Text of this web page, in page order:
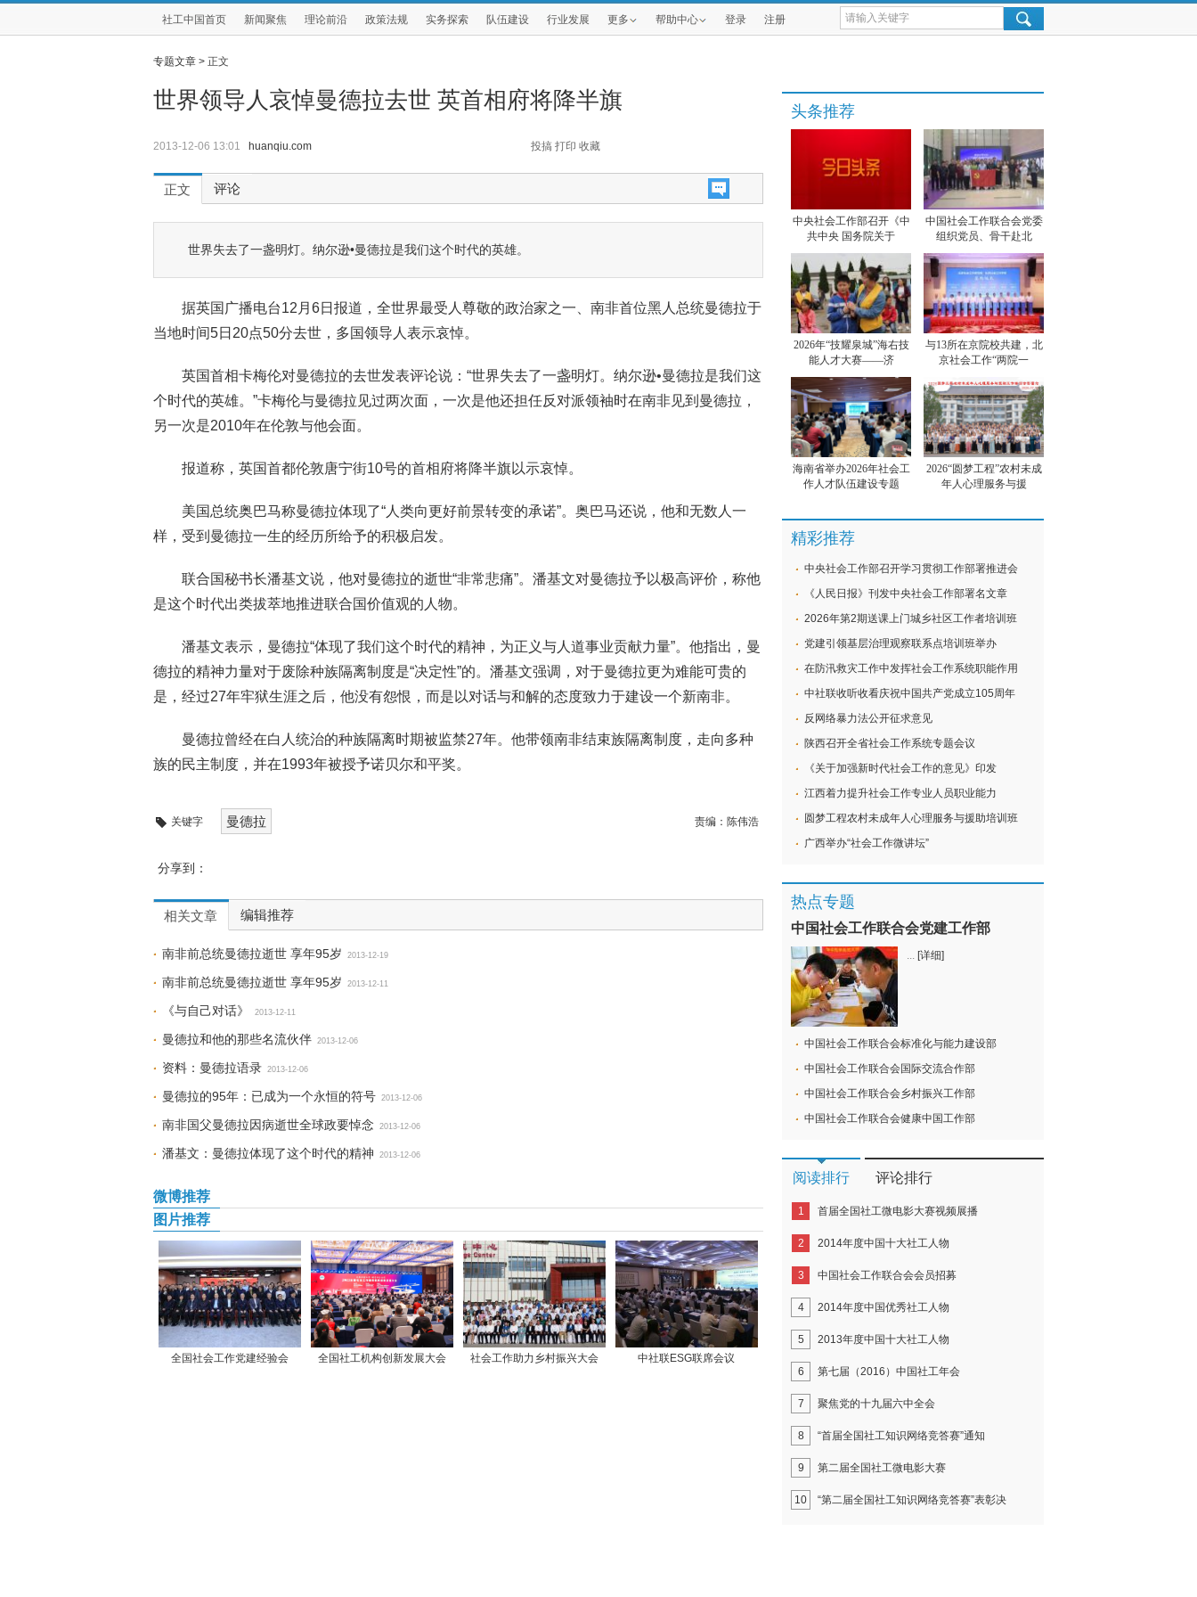
社工中国首页 新闻聚焦 理论前沿 政策法规 实务探索 队伍建设 行业发展 更多 帮助中心 登录 注册
专题文章 > 正文
世界领导人哀悼曼德拉去世 英首相府将降半旗
2013-12-06 13:01 huanqiu.com 投搞 打印 收藏
正文 评论
世界失去了一盏明灯。纳尔逊•曼德拉是我们这个时代的英雄。
据英国广播电台12月6日报道，全世界最受人尊敬的政治家之一、南非首位黑人总统曼德拉于
当地时间5日20点50分去世，多国领导人表示哀悼。
英国首相卡梅伦对曼德拉的去世发表评论说：“世界失去了一盏明灯。纳尔逊•曼德拉是我们这
个时代的英雄。”卡梅伦与曼德拉见过两次面，一次是他还担任反对派领袖时在南非见到曼德拉，
另一次是2010年在伦敦与他会面。
报道称，英国首都伦敦唐宁街10号的首相府将降半旗以示哀悼。
美国总统奥巴马称曼德拉体现了“人类向更好前景转变的承诺”。奥巴马还说，他和无数人一
样，受到曼德拉一生的经历所给予的积极启发。
联合国秘书长潘基文说，他对曼德拉的逝世“非常悲痛”。潘基文对曼德拉予以极高评价，称他
是这个时代出类拔萃地推进联合国价值观的人物。
潘基文表示，曼德拉“体现了我们这个时代的精神，为正义与人道事业贡献力量”。他指出，曼
德拉的精神力量对于废除种族隔离制度是“决定性”的。潘基文强调，对于曼德拉更为难能可贵的
是，经过27年牢狱生涯之后，他没有怨恨，而是以对话与和解的态度致力于建设一个新南非。
曼德拉曾经在白人统治的种族隔离时期被监禁27年。他带领南非结束族隔离制度，走向多种
族的民主制度，并在1993年被授予诺贝尔和平奖。
关键字 曼德拉 责编： 陈伟浩
分享到：
相关文章 编辑推荐
南非前总统曼德拉逝世 享年95岁 2013-12-19
南非前总统曼德拉逝世 享年95岁 2013-12-11
《与自己对话》 2013-12-11
曼德拉和他的那些名流伙伴 2013-12-06
资料：曼德拉语录 2013-12-06
曼德拉的95年：已成为一个永恒的符号 2013-12-06
南非国父曼德拉因病逝世全球政要悼念 2013-12-06
潘基文：曼德拉体现了这个时代的精神 2013-12-06
微博推荐
图片推荐
全国社会工作党建经验会 全国社工机构创新发展大会 社会工作助力乡村振兴大会 中社联ESG联席会议
头条推荐
中央社会工作部召开《中
共中央 国务院关于
中国社会工作联合会党委
组织党员、骨干赴北
2026年“技耀泉城”海右技
能人才大赛——济
与13所在京院校共建，北
京社会工作“两院一
海南省举办2026年社会工
作人才队伍建设专题
2026“圆梦工程”农村未成
年人心理服务与援
精彩推荐
中央社会工作部召开学习贯彻工作部署推进会
《人民日报》刊发中央社会工作部署名文章
2026年第2期送课上门城乡社区工作者培训班
党建引领基层治理观察联系点培训班举办
在防汛救灾工作中发挥社会工作系统职能作用
中社联收听收看庆祝中国共产党成立105周年
反网络暴力法公开征求意见
陕西召开全省社会工作系统专题会议
《关于加强新时代社会工作的意见》印发
江西着力提升社会工作专业人员职业能力
圆梦工程农村未成年人心理服务与援助培训班
广西举办“社会工作微讲坛”
热点专题
中国社会工作联合会党建工作部
... [详细]
中国社会工作联合会标准化与能力建设部
中国社会工作联合会国际交流合作部
中国社会工作联合会乡村振兴工作部
中国社会工作联合会健康中国工作部
阅读排行 评论排行
1 首届全国社工微电影大赛视频展播
2 2014年度中国十大社工人物
3 中国社会工作联合会会员招募
4 2014年度中国优秀社工人物
5 2013年度中国十大社工人物
6 第七届（2016）中国社工年会
7 聚焦党的十九届六中全会
8 “首届全国社工知识网络竞答赛”通知
9 第二届全国社工微电影大赛
10 “第二届全国社工知识网络竞答赛”表彰决